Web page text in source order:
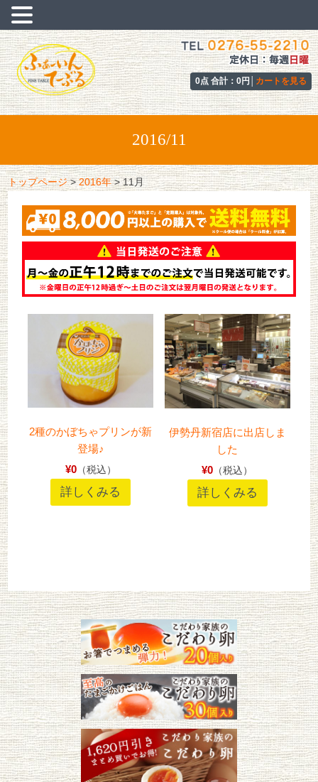
0点 合計：0円│ カートを見る
2016/11
トップページ>2016年>11月
2種のかぼちゃプリンが新
登場♪
¥0（税込）
詳しくみる
伊勢丹新宿店に出店しま
した
¥0 （税込）
詳しくみる